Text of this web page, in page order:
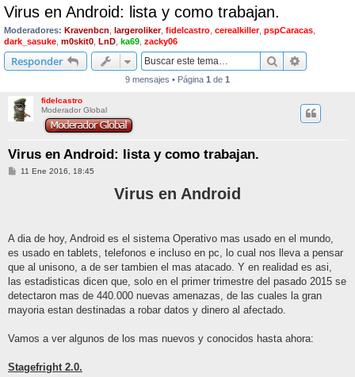
Virus en Android: lista y como trabajan.
Moderadores: Kravenbcn largeroliker, fidelcastro cerealkiller, pspCaracas
dark_sasuke m0skit0 LnD ka69 zacky06
Responder Buscar
9 mensajes • Página 1 de 1
fidelcastro
Moderador Global
Virus en Android: lista y como trabajan.
M11 Ene 2016, 18:45
Virus en Android
A dia de hoy, Android es el sistema Operativo mas usado en el mundo,
es usado en tablets, telefonos e incluso en pc, lo cual nos lleva a pensar
que al unisono, a de ser tambien el mas atacado. Y en realidad es asi,
las estadisticas dicen que, solo en el primer trimestre del pasado 2015 se
detectaron mas de 440.000 nuevas amenazas, de las cuales la gran
mayoria estan destinadas a robar datos y dinero al afectado.
Vamos a ver algunos de los mas nuevos y conocidos hasta ahora:
Stagefright 2.0.